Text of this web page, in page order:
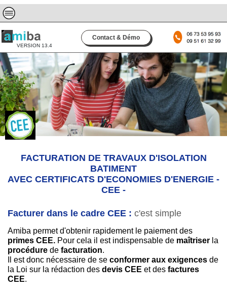
VERSION 13.4
Contact & Démo
FACTURATION DE TRAVAUX D'ISOLATION
BATIMENT
AVEC CERTIFICATS D'ECONOMIES D'ENERGIE -
CEE -
Facturer dans le cadre CEE : c'est simple
Amiba permet d'obtenir rapidement le paiement des
primes CEE. Pour cela il est indispensable de maîtriser la
procédure de facturation.
Il est donc nécessaire de se conformer aux exigences de
la Loi sur la rédaction des devis CEE et des factures
CEE.